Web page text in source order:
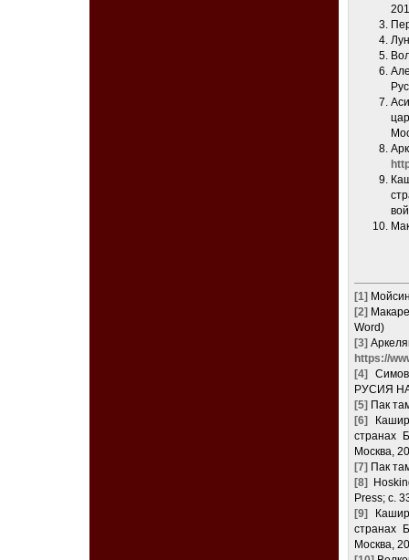
[1]
[2]
Word)
[3]
https://
[4]
РУСИЯ НА
[5] Пак
[6]
странах
Москва,
[7] Пак
[8]
Press; с.
[9]
странах
Москва,